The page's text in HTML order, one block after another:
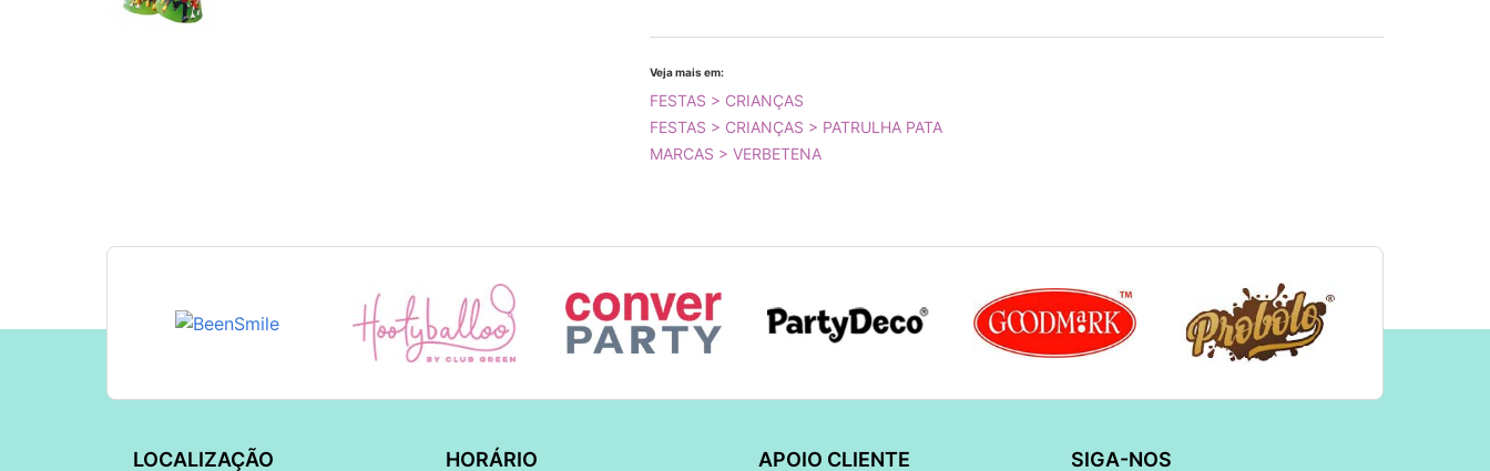
Veja mais em:
FESTAS > CRIANÇAS
FESTAS > CRIANÇAS > PATRULHA PATA
MARCAS > VERBETENA
LOCALIZAÇÃO HORÁRIO APOIO CLIENTE SIGA-NOS